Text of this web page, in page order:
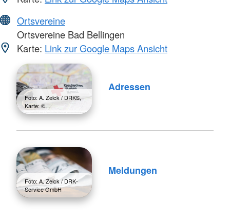
Ortsvereine
Ortsvereine Bad Bellingen
Karte: Link zur Google Maps Ansicht
Foto: A. Zelck / DRKS,
Karte: ©…
Adressen
Foto: A. Zelck / DRK-
Service GmbH
Meldungen